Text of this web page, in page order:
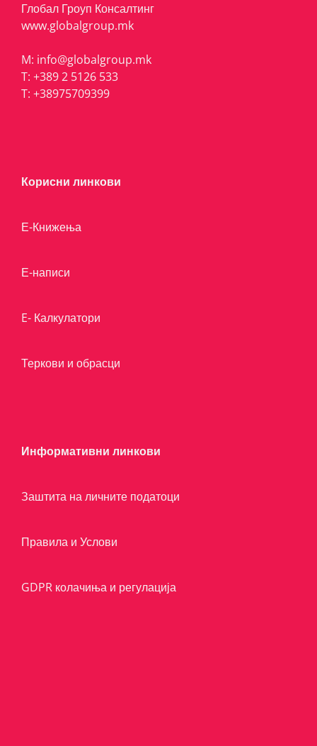
Глобал Гроуп Консалтинг
www.globalgroup.mk
M: info@globalgroup.mk
T: +389 2 5126 533
T: +38975709399
Корисни линкови
Е-Книжења
Е-написи
E- Калкулатори
Теркови и обрасци
Информативни линкови
Заштита на личните податоци
Правила и Услови
GDPR колачиња и регулација